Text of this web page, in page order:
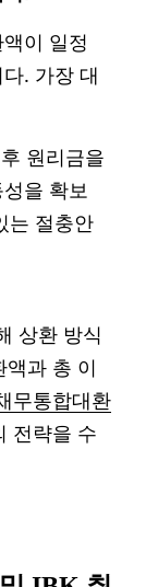
이 일정
. 가장 대
원리금을
을 확보
는 절충안
상환 방식
액과 총 이
무통합대환
전략을 수